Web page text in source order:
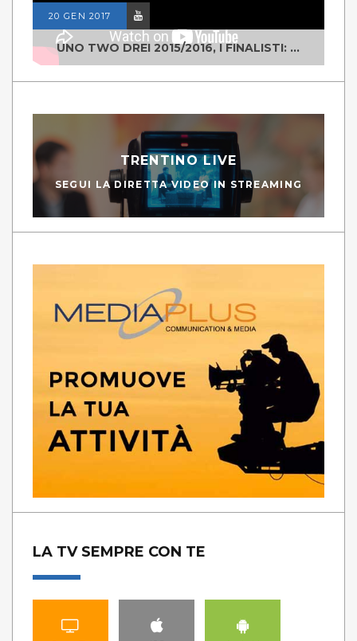
20 GEN 2017
UNO TWO DREI 2015/2016, I FINALISTI: CLASSE IV ALS ISTITUTO "DEGASPERI" BORGO VALSUGANA
TRENTINO LIVE
SEGUI LA DIRETTA VIDEO IN STREAMING
LA TV SEMPRE CON TE